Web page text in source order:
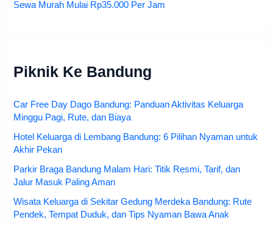
Sewa Murah Mulai Rp35.000 Per Jam
Piknik Ke Bandung
Car Free Day Dago Bandung: Panduan Aktivitas Keluarga
Minggu Pagi, Rute, dan Biaya
Hotel Keluarga di Lembang Bandung: 6 Pilihan Nyaman untuk
Akhir Pekan
Parkir Braga Bandung Malam Hari: Titik Resmi, Tarif, dan
Jalur Masuk Paling Aman
Wisata Keluarga di Sekitar Gedung Merdeka Bandung: Rute
Pendek, Tempat Duduk, dan Tips Nyaman Bawa Anak